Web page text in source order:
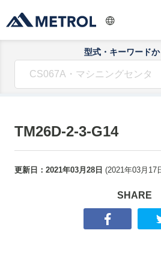
型式・キーワード
TM26D-2-3-G14
更新日： 2021年03月28日 (2021年03月17
SHARE